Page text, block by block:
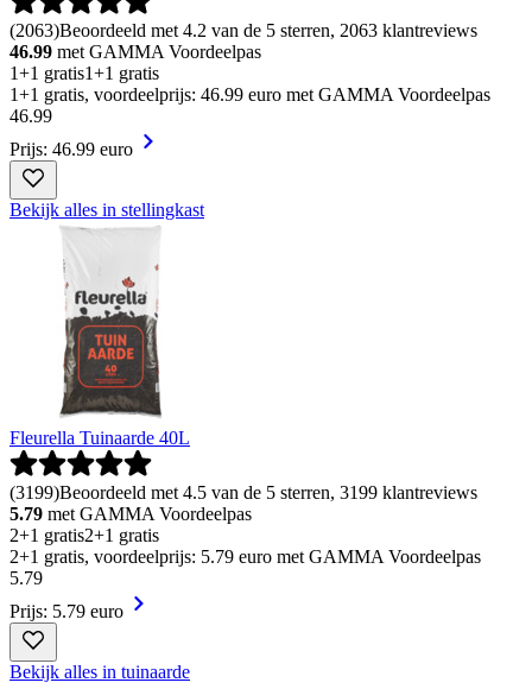
(2063)Beoordeeld met 4.2 van de 5 sterren, 2063 klantreviews
46.99 met GAMMA Voordeelpas
1+1 gratis1+1 gratis
1+1 gratis, voordeelprijs: 46.99 euro met GAMMA Voordeelpas
46.99
Prijs: 46.99 euro
Bekijk alles in stellingkast
Fleurella Tuinaarde 40L
(3199)Beoordeeld met 4.5 van de 5 sterren, 3199 klantreviews
5.79 met GAMMA Voordeelpas
2+1 gratis2+1 gratis
2+1 gratis, voordeelprijs: 5.79 euro met GAMMA Voordeelpas
5.79
Prijs: 5.79 euro
Bekijk alles in tuinaarde